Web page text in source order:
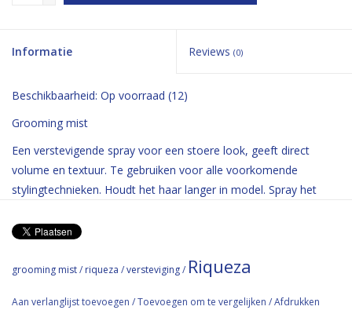
Informatie Reviews (0)
Beschikbaarheid: Op voorraad (12)
Grooming mist
Een verstevigende spray voor een stoere look, geeft direct
volume en textuur. Te gebruiken voor alle voorkomende
stylingtechnieken. Houdt het haar langer in model. Spray het
haar. Verrijkt met groene kaviaar extract.
Holdfactor 3
Creëert direct volume
grooming mist/ riqueza /versteviging/ Riqueza
Aan verlanglijst toevoegen /Toevoegen om te vergelijken /Afdrukken